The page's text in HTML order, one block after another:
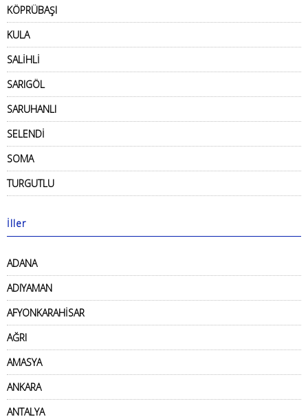
KÖPRÜBAŞI
KULA
SALİHLİ
SARIGÖL
SARUHANLI
SELENDİ
SOMA
TURGUTLU
İller
ADANA
ADIYAMAN
AFYONKARAHİSAR
AĞRI
AMASYA
ANKARA
ANTALYA